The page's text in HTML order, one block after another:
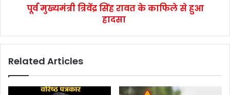
पूर्व मुख्यमंत्री त्रिवेंद्र सिंह रावत के काफिले से हुआ
हादसा
Related Articles